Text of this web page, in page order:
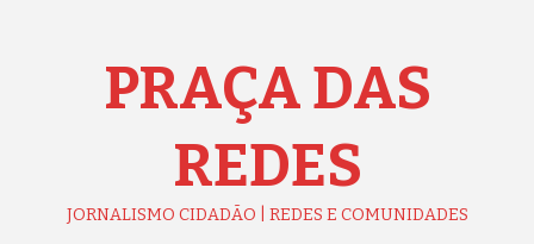
PRAÇA DAS
REDES
JORNALISMO CIDADÃO | REDES E COMUNIDADES